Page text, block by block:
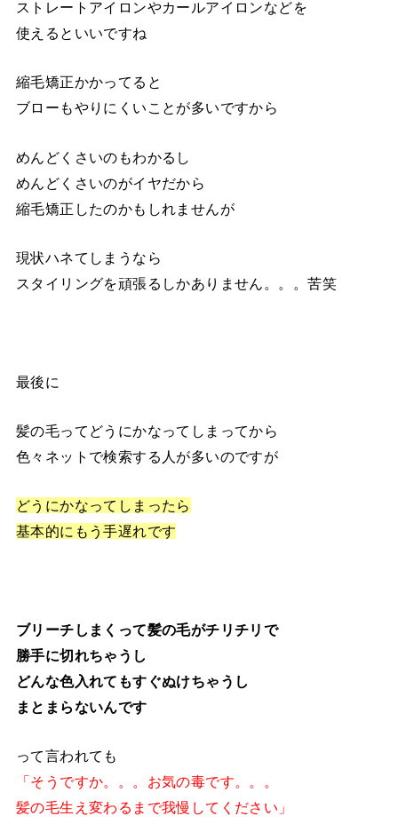
ストレートアイロンやカールアイロンなどを
使えるといいですね
縮毛矯正かかってると
ブローもやりにくいことが多いですから
めんどくさいのもわかるし
めんどくさいのがイヤだから
縮毛矯正したのかもしれませんが
現状ハネてしまうなら
スタイリングを頑張るしかありません。。。苦笑
最後に
髪の毛ってどうにかなってしまってから
色々ネットで検索する人が多いのですが
どうにかなってしまったら
基本的にもう手遅れです
ブリーチしまくって髪の毛がチリチリで
勝手に切れちゃうし
どんな色入れてもすぐぬけちゃうし
まとまらないんです
って言われても
「そうですか。。。お気の毒です。。。
髪の毛生え変わるまで我慢してください」